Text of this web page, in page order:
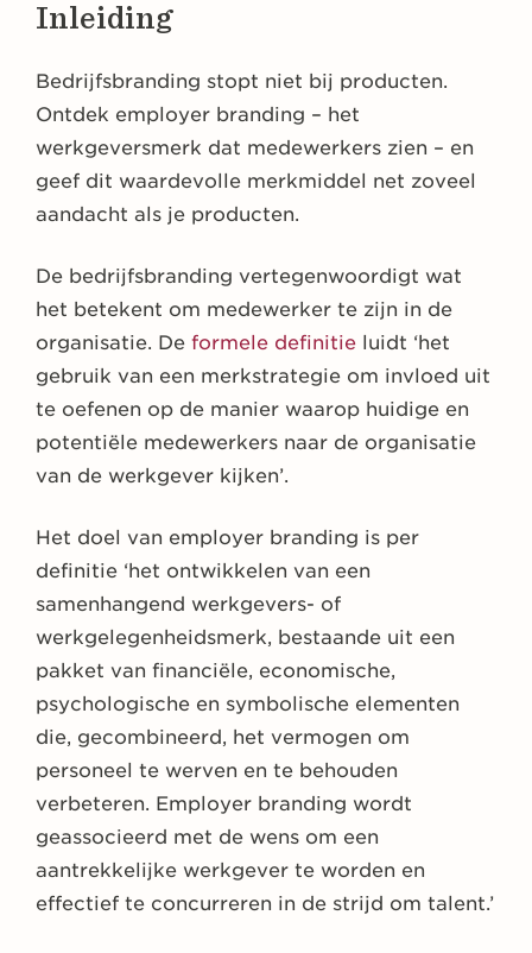
Inleiding
Bedrijfsbranding stopt niet bij producten.
Ontdek employer branding – het
werkgeversmerk dat medewerkers zien – en
geef dit waardevolle merkmiddel net zoveel
aandacht als je producten.
De bedrijfsbranding vertegenwoordigt wat
het betekent om medewerker te zijn in de
organisatie. De formele definitie luidt ‘het
gebruik van een merkstrategie om invloed uit
te oefenen op de manier waarop huidige en
potentiële medewerkers naar de organisatie
van de werkgever kijken’.
Het doel van employer branding is per
definitie ‘het ontwikkelen van een
samenhangend werkgevers- of
werkgelegenheidsmerk, bestaande uit een
pakket van financiële, economische,
psychologische en symbolische elementen
die, gecombineerd, het vermogen om
personeel te werven en te behouden
verbeteren. Employer branding wordt
geassocieerd met de wens om een
aantrekkelijke werkgever te worden en
effectief te concurreren in de strijd om talent.’